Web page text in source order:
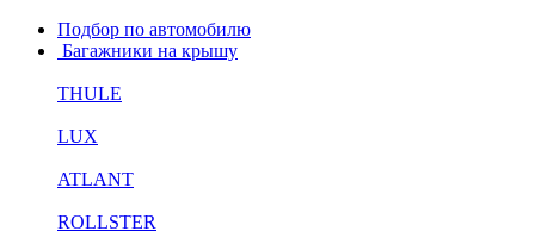
Подбор по автомобилю
Багажники на крышу
THULE
LUX
ATLANT
ROLLSTER